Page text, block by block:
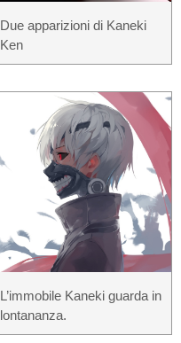
Due apparizioni di Kaneki
Ken
L’immobile Kaneki guarda in
lontananza.